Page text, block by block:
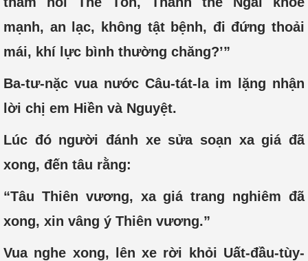
mạnh, an lạc, không tật bệnh, đi đứng thoải
mái, khí lực bình thường chăng?’”
Ba-tư-nặc vua nước Câu-tát-la im lặng nhận
lời chị em Hiền và Nguyệt.
Lúc đó người đánh xe sửa soạn xa giá đã
xong, đến tâu rằng:
“Tâu Thiên vương, xa giá trang nghiêm đã
xong, xin vâng ý Thiên vương.”
Vua nghe xong, lên xe rời khỏi Uất-đầu-tùy-